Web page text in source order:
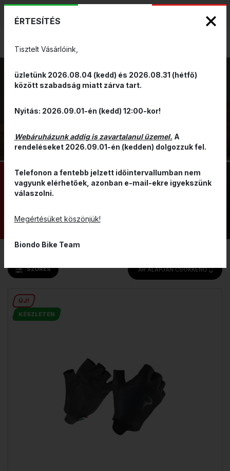
HUN
RUHÁZAT
KÉZRE ÉS
RÖVIDUJJÚ KESZTYŰ
SZŰRÉS ÁR ALAPJÁN CSÖKKENŐ
ÚJ!
KÉSZLETEN
ÉRTESÍTÉS
Tisztelt Vásárlóink,
üzletünk 2026.08.04 (kedd) és 2026.08.31 (hétfő)
között szabadság miatt zárva tart.
Nyitás: 2026.09.01-én (kedd) 12:00-kor!
Webáruházunk addig is zavartalanul üzemel. A
rendeléseket 2026.09.01-én (kedden) dolgozzuk fel.
Telefonon a fentebb jelzett időintervallumban nem
vagyunk elérhetőek, azonban e-mail-ekre igyekszünk
válaszolni.
Megértésüket köszönjük!
Biondo Bike Team